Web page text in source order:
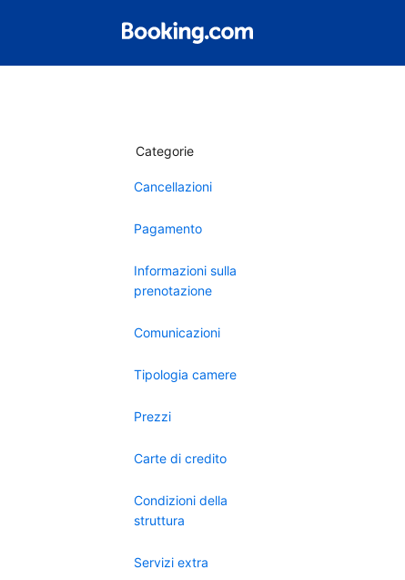
Categorie
Cancellazioni
Pagamento
Informazioni sulla
prenotazione
Comunicazioni
Tipologia camere
Prezzi
Carte di credito
Condizioni della
struttura
Servizi extra